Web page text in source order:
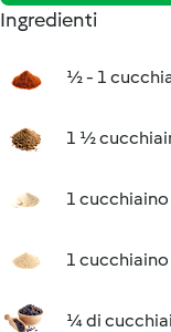
Ingredienti
½ - 1
1 ½
1
1
¼ di